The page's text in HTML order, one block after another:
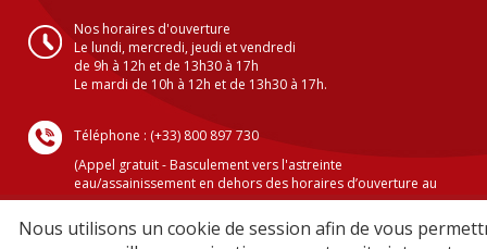
Nos horaires d'ouverture
Le lundi, mercredi, jeudi et vendredi
de 9h à 12h et de 13h30 à 17h
Le mardi de 10h à 12h et de 13h30 à 17h.
Téléphone : (+33) 800 897 730
(Appel gratuit - Basculement vers l'astreinte
eau/assainissement en dehors des horaires d’ouverture au
public )
Nous utilisons un cookie de session afin de vous